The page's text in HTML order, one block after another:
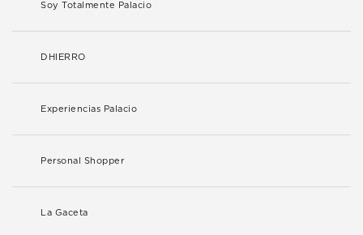
Soy Totalmente Palacio
DHIERRO
Experiencias Palacio
Personal Shopper
La Gaceta